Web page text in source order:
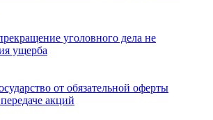
уголовного дела не
ущерба
от обязательной оферты
акций